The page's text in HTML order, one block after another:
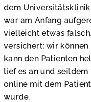
dem
war am Anfang
vielleicht etwas
versichert: wir
kann den Patienten
lief es an und
online mit dem
wurde.